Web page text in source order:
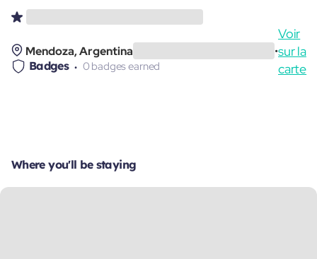
Mendoza, Argentina •
Voir
sur la
carte
Badges 0 badges earned
Where you'll be staying